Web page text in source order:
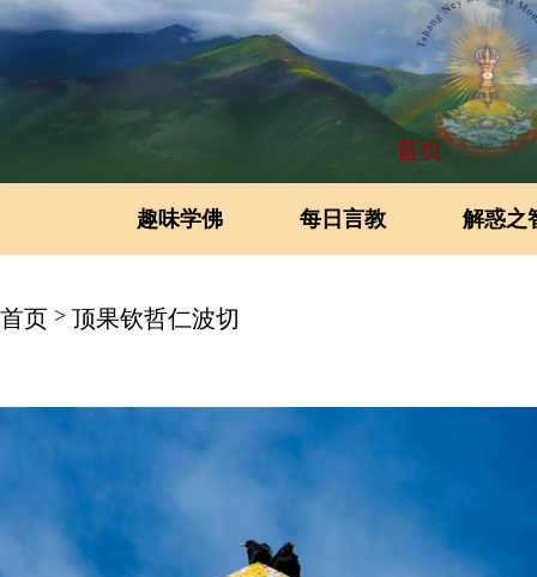
首页
趣味学佛 每日言教 解惑之
首页 > 顶果钦哲仁波切